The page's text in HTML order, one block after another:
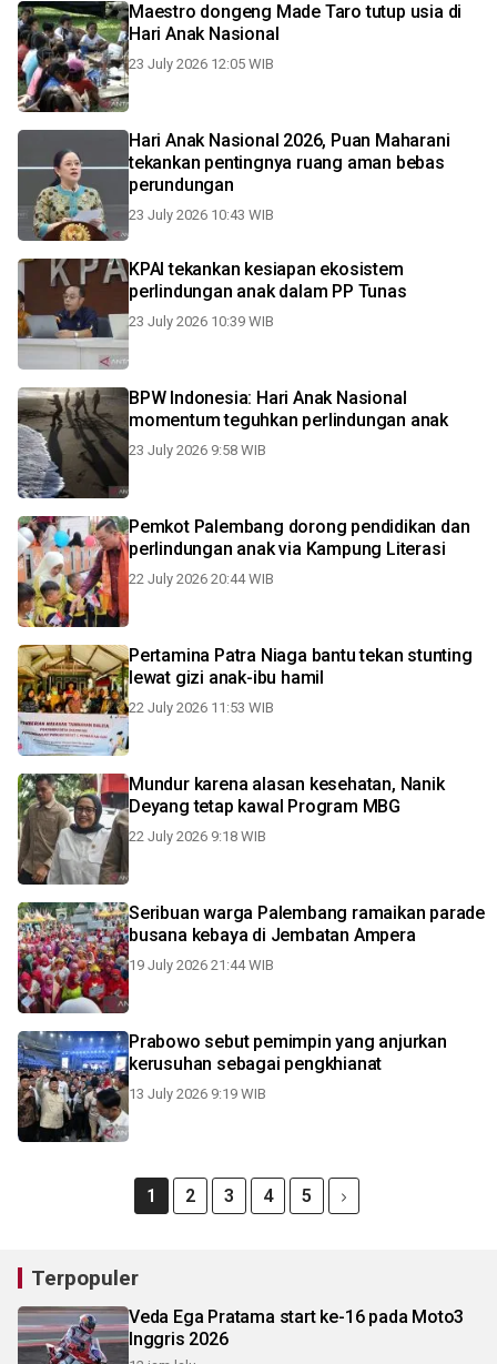
Maestro dongeng Made Taro tutup usia di
Hari Anak Nasional
23 July 2026 12:05 WIB
Hari Anak Nasional 2026, Puan Maharani
tekankan pentingnya ruang aman bebas
perundungan
23 July 2026 10:43 WIB
KPAI tekankan kesiapan ekosistem
perlindungan anak dalam PP Tunas
23 July 2026 10:39 WIB
BPW Indonesia: Hari Anak Nasional
momentum teguhkan perlindungan anak
23 July 2026 9:58 WIB
Pemkot Palembang dorong pendidikan dan
perlindungan anak via Kampung Literasi
22 July 2026 20:44 WIB
Pertamina Patra Niaga bantu tekan stunting
lewat gizi anak-ibu hamil
22 July 2026 11:53 WIB
Mundur karena alasan kesehatan, Nanik
Deyang tetap kawal Program MBG
22 July 2026 9:18 WIB
Seribuan warga Palembang ramaikan parade
busana kebaya di Jembatan Ampera
19 July 2026 21:44 WIB
Prabowo sebut pemimpin yang anjurkan
kerusuhan sebagai pengkhianat
13 July 2026 9:19 WIB
1 2 3 4 5
Terpopuler
Veda Ega Pratama start ke-16 pada Moto3
Inggris 2026